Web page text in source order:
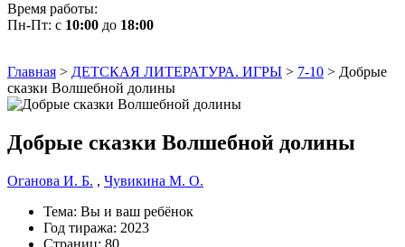
Время работы:
Пн-Пт: с 10:00 до 18:00
Главная > ДЕТСКАЯ ЛИТЕРАТУРА. ИГРЫ > 7-10 > Добрые
сказки Волшебной долины
Добрые сказки Волшебной долины
Оганова И. Б. , Чувикина М. О.
Тема: Вы и ваш ребёнок
Год тиража: 2023
Страниц: 80